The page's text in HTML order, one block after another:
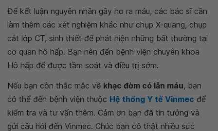
Để kết luận nguyên nhân gây ho ra máu, các bác sĩ cần
làm thêm các xét nghiệm khác như chụp X-quang, chụp
cắt lớp CT, sinh thiết để phát hiện những bất thường tại
cơ quan hô hấp. Bạn nên đến bệnh viện chuyên khoa
Hô hấp để được tầm soát và điều trị sớm.
Nếu bạn còn thắc mắc về khạc đờm có lẫn máu, bạn
có thể đến bệnh viện thuộc Hệ thống Y tế Vinmec để
kiểm tra và tư vấn thêm. Cảm ơn bạn đã tin tưởng và
gửi câu hỏi đến Vinmec. Chúc bạn có thật nhiều sức